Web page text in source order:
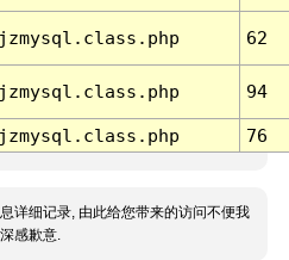
62
94
76
详细记录, 由此给您带来的访问不便我
感歉意.